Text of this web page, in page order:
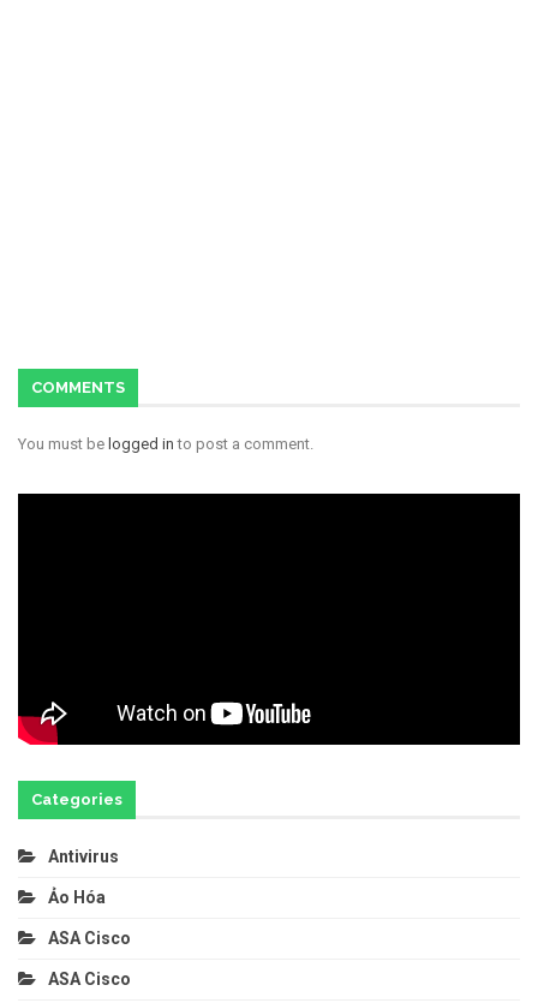
COMMENTS
You must be logged in to post a comment.
Categories
Antivirus
Ảo Hóa
ASA Cisco
ASA Cisco